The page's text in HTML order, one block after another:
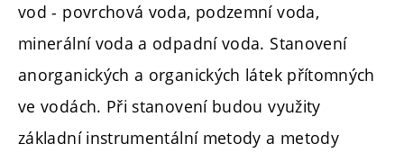
vod - povrchová voda, podzemní voda,
minerální voda a odpadní voda. Stanovení
anorganických a organických látek přítomných
ve vodách. Při stanovení budou využity
základní instrumentální metody a metody